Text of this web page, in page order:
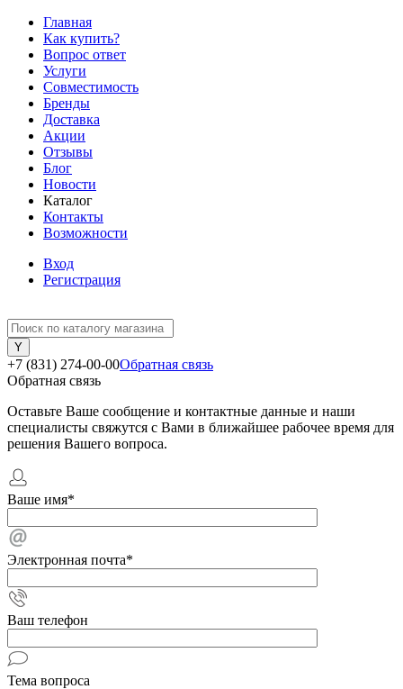
Главная
Как купить?
Вопрос ответ
Услуги
Совместимость
Бренды
Доставка
Акции
Отзывы
Блог
Новости
Каталог
Контакты
Возможности
Вход
Регистрация
+7 (831) 274-00-00Обратная связь
Обратная связь
Оставьте Ваше сообщение и контактные данные и наши
специалисты свяжутся с Вами в ближайшее рабочее время для
решения Вашего вопроса.
Ваше имя*
Электронная почта*
Ваш телефон
Тема вопроса